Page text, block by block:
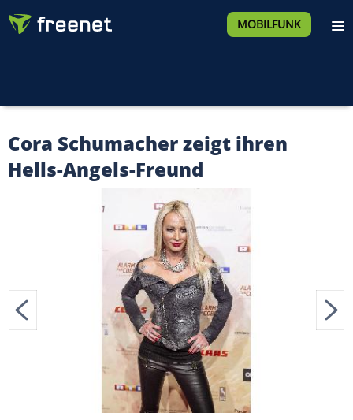
MOBILFUNK
Cora Schumacher zeigt ihren
Hells-Angels-Freund